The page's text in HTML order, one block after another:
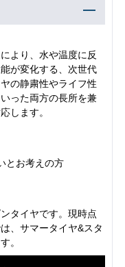
より、水や温度に反
が変化する、次世代
の静粛性やライフ性
った両方の長所を兼
します。
とお考えの方
タイヤです。現時点
、サマータイヤ&スタ
。